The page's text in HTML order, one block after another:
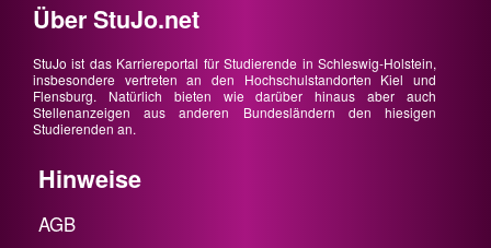
Über StuJo.net
StuJo ist das Karriereportal für Studierende in Schleswig-Holstein,
insbesondere vertreten an den Hochschulstandorten Kiel und
Flensburg. Natürlich bieten wie darüber hinaus aber auch
Stellenanzeigen aus anderen Bundesländern den hiesigen
Studierenden an.
Hinweise
AGB